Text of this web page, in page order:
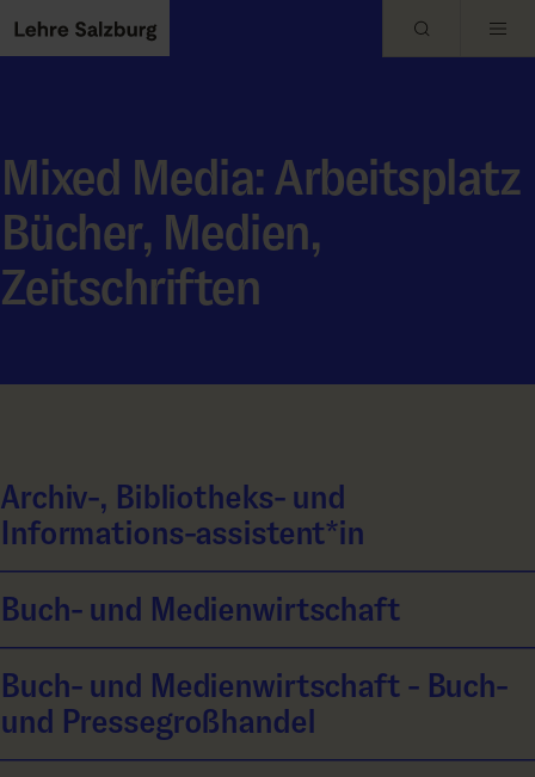
Skip to main content
Mixed Media: Arbeitsplatz
Bücher, Medien,
Zeitschriften
Archiv-, Bibliotheks- und
Informations-assistent*in
Buch- und Medienwirtschaft
Buch- und Medienwirtschaft - Buch-
und Pressegroßhandel